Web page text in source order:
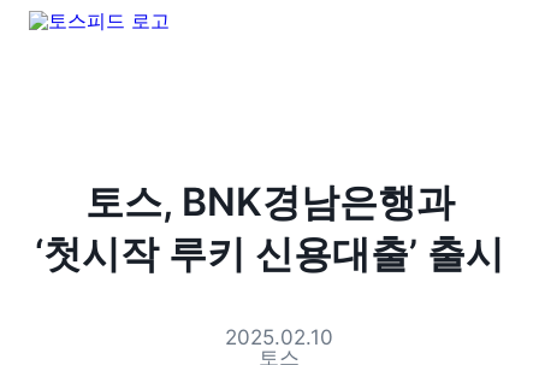
토스, BNK경남은행과
‘첫시작 루키 신용대출’ 출시
2025.02.10
토스